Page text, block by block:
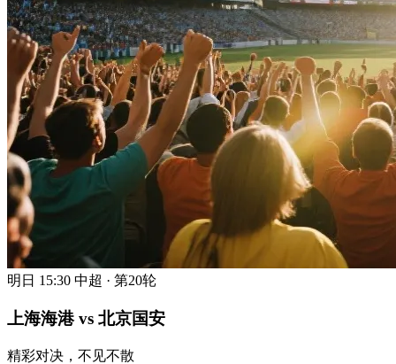
明日 15:30 中超 · 第20轮
上海海港 vs 北京国安
精彩对决，不见不散